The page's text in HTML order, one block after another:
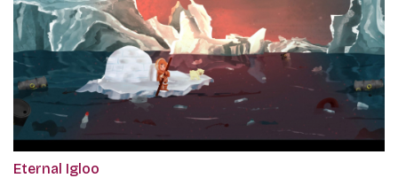
Eternal Igloo